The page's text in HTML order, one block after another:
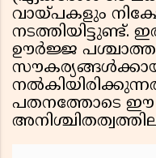
വായ്പകളും
നടത്തിയിട്ടുണ്ട്.
ഊർജ്ജ
പതനത്തോടെ ഈ